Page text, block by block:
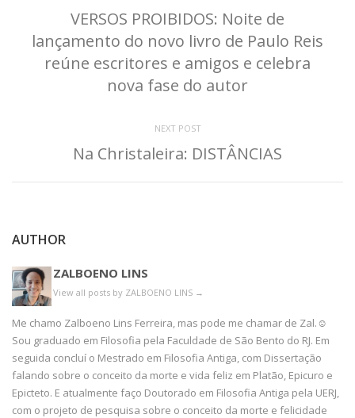
VERSOS PROIBIDOS: Noite de
lançamento do novo livro de Paulo Reis
reúne escritores e amigos e celebra
nova fase do autor
NEXT POST
Na Christaleira: DISTÂNCIAS
AUTHOR
ZALBOENO LINS
View all posts by ZALBOENO LINS →
Me chamo Zalboeno Lins Ferreira, mas pode me chamar de Zal.☺️
Sou graduado em Filosofia pela Faculdade de São Bento do RJ. Em
seguida concluí o Mestrado em Filosofia Antiga, com Dissertação
falando sobre o conceito da morte e vida feliz em Platão, Epicuro e
Epicteto. E atualmente faço Doutorado em Filosofia Antiga pela UERJ,
com o projeto de pesquisa sobre o conceito da morte e felicidade